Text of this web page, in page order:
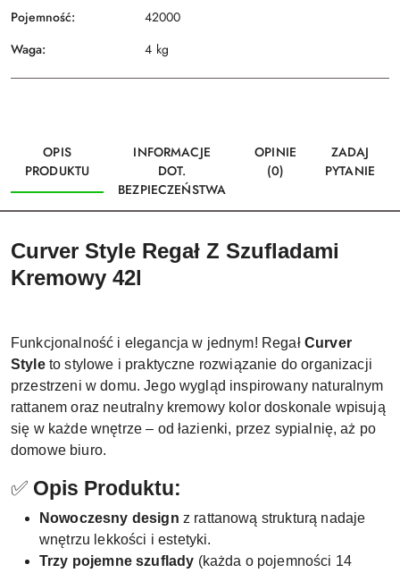
Pojemność:
42000
Waga:
4 kg
OPIS
PRODUKTU
INFORMACJE
DOT.
BEZPIECZEŃSTWA
OPINIE
(0)
ZADAJ
PYTANIE
Curver Style Regał Z Szufladami
Kremowy 42l
Funkcjonalność i elegancja w jednym! Regał Curver
Styleto stylowe i praktyczne rozwiązanie do organizacji
przestrzeni w domu. Jego wygląd inspirowany naturalnym
rattanem oraz neutralny kremowy kolor doskonale wpisują
się w każde wnętrze – od łazienki, przez sypialnię, aż po
domowe biuro.
✅ Opis Produktu:
Nowoczesny design z rattanową strukturą nadaje
wnętrzu lekkości i estetyki.
Trzy pojemne szuflady (każda o pojemności 14